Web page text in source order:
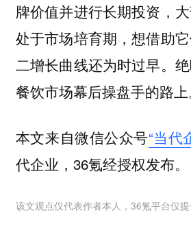
牌价值并进行长期投资，
处于市场培育期，想借助
二增长曲线还为时过早。
餐饮市场幕后操盘手的路上
本文来自微信公众号“当代
代企业，36氪经授权发布。
该文观点仅代表作者本人，36氪平台仅提